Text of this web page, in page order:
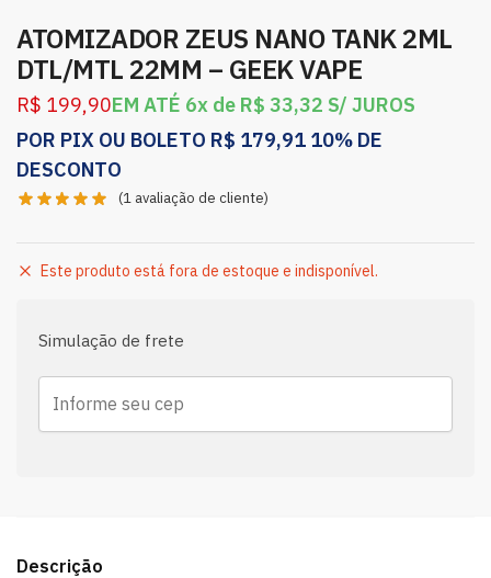
ATOMIZADOR ZEUS NANO TANK 2ML
DTL/MTL 22MM – GEEK VAPE
R$ 199,90EM ATÉ 6x de R$ 33,32 S/ JUROS
POR PIX OU BOLETO R$ 179,91 10% DE
DESCONTO
(1 avaliação de cliente)
Este produto está fora de estoque e indisponível.
Simulação de frete
Descrição